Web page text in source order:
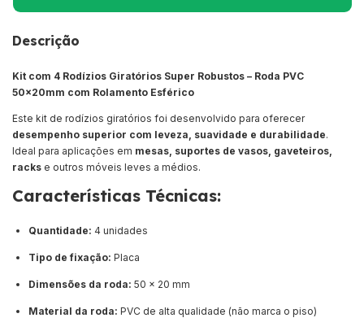
Descrição
Kit com 4 Rodízios Giratórios Super Robustos – Roda PVC
50x20mm com Rolamento Esférico
Este kit de rodízios giratórios foi desenvolvido para oferecer
desempenho superior com leveza, suavidade e durabilidade.
Ideal para aplicações em mesas, suportes de vasos, gaveteiros,
racks e outros móveis leves a médios.
Características Técnicas:
Quantidade: 4 unidades
Tipo de fixação: Placa
Dimensões da roda: 50 x 20 mm
Material da roda: PVC de alta qualidade (não marca o piso)